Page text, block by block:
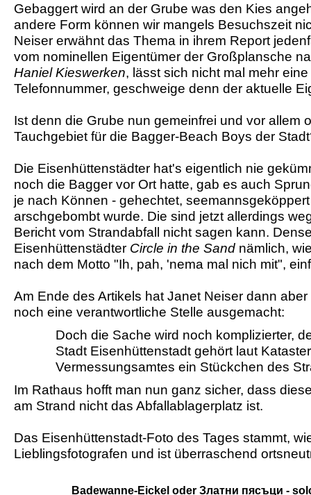
Gebaggert wird an der Grube was den Kies
andere Form können wir mangels Besuchszeit
Neiser erwähnt das Thema in ihrem Report
vom nominellen Eigentümer der Großplansche
Haniel Kieswerken, lässt sich nicht mal mehr
Telefonnummer, geschweige denn der aktuelle
Ist denn die Grube nun gemeinfrei und vor allem
Tauchgebiet für die Bagger-Beach Boys der
Die Eisenhüttenstädter hat's eigentlich nie
noch die Bagger vor Ort hatte, gab es auch
je nach Können - gehechtet,
arschgebombt wurde. Die sind jetzt allerdings
Bericht vom Strandabfall nicht sagen kann.
Eisenhüttenstädter Circle in the Sand nämlich,
nach dem Motto "Ih, pah, 'nema mal nich mit",
Am Ende des Artikels hat Janet Neiser dann
noch eine verantwortliche Stelle ausgemacht:
Doch die Sache wird noch komplizierter,
Stadt Eisenhüttenstadt gehört laut
Vermessungsamtes ein Stückchen des
Im Rathaus hofft man nun ganz sicher, dass
am Strand nicht das Abfallablagerplatz ist.
Das Eisenhüttenstadt-Foto des Tages stammt,
Lieblingsfotografen und ist überraschend
Badewanne-Eickel oder Златни пясъци -